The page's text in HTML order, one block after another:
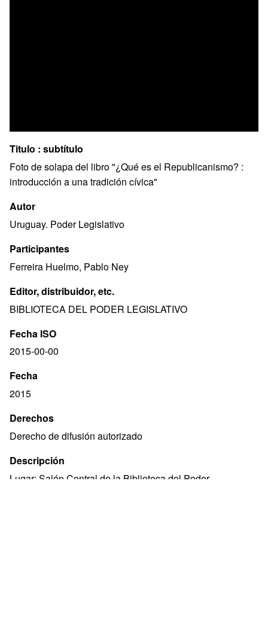
Titulo : subtítulo
Foto de solapa del libro "¿Qué es el Republicanismo? :
introducción a una tradición cívica"
Autor
Uruguay. Poder Legislativo
Participantes
Ferreira Huelmo, Pablo Ney
Editor, distribuidor, etc.
BIBLIOTECA DEL PODER LEGISLATIVO
Fecha ISO
2015-00-00
Fecha
2015
Derechos
Derecho de difusión autorizado
Descripción
Lugar: Salón Central de la Biblioteca del Poder